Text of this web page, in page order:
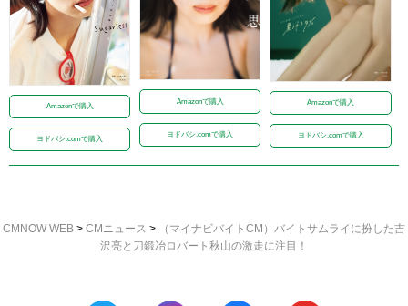
Amazonで購入
ヨドバシ.comで購入
Amazonで購入
ヨドバシ.comで購入
Amazonで購入
ヨドバシ.comで購入
CMNOW WEB > CMニュース >
（マイナビバイトCM）バイトサムライに扮した吉
沢亮と刀鍛冶ロバート秋山の激走に注目！